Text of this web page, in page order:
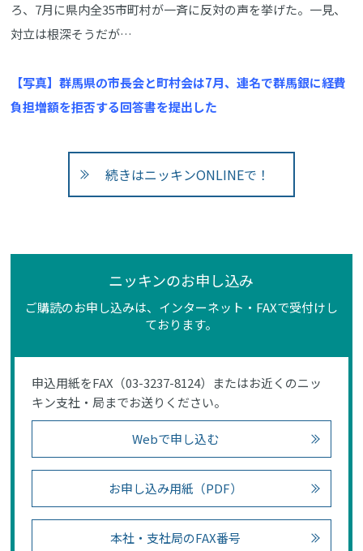
ろ、7月に県内全35市町村が一斉に反対の声を挙げた。一見、
対立は根深そうだが…
【写真】群馬県の市長会と町村会は7月、連名で群馬銀に経費
負担増額を拒否する回答書を提出した
続きはニッキンONLINEで！
ニッキンのお申し込み
ご購読のお申し込みは、インターネット・FAXで受付けし
ております。
申込用紙をFAX（03-3237-8124）またはお近くのニッ
キン支社・局までお送りください。
Webで申し込む
お申し込み用紙（PDF）
本社・支社局のFAX番号